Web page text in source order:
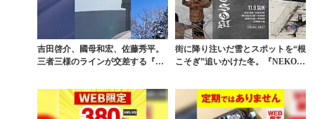
吉田啓介、國母和宏、佐藤秀平。
三者三様のラインが交差する『北
街に降り注いだ雪とスポットを“根
こそぎ”追いかけた冬。『NEKOS